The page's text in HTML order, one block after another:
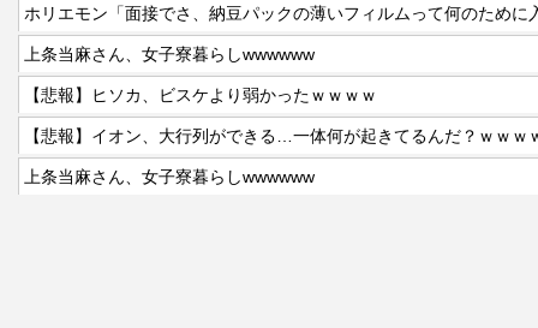
上条当麻さん、女子寮暮らしwwwwww
【悲報】ヒソカ、ビスケより弱かったｗｗｗｗ
【悲報】イオン、大行列ができる…一体何が起きてるんだ？ｗｗｗ
上条当麻さん、女子寮暮らしwwwwww